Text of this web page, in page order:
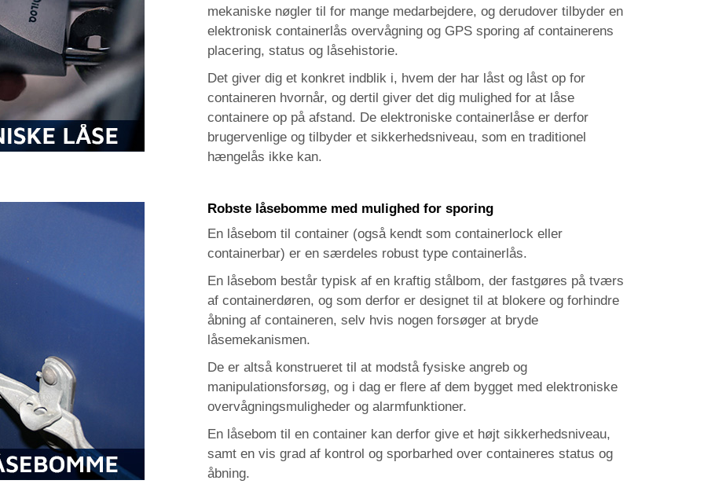
mekaniske nøgler til for mange medarbejdere, og derudover tilbyder en
elektronisk containerlås overvågning og GPS sporing af containerens
placering, status og låsehistorie.
Det giver dig et konkret indblik i, hvem der har låst og låst op for
containeren hvornår, og dertil giver det dig mulighed for at låse
containere op på afstand. De elektroniske containerlåse er derfor
brugervenlige og tilbyder et sikkerhedsniveau, som en traditionel
hængelås ikke kan.
Robste låsebomme med mulighed for sporing
En låsebom til container (også kendt som containerlock eller
containerbar) er en særdeles robust type containerlås.
En låsebom består typisk af en kraftig stålbom, der fastgøres på tværs
af containerdøren, og som derfor er designet til at blokere og forhindre
åbning af containeren, selv hvis nogen forsøger at bryde
låsemekanismen.
De er altså konstrueret til at modstå fysiske angreb og
manipulationsforsøg, og i dag er flere af dem bygget med elektroniske
overvågningsmuligheder og alarmfunktioner.
En låsebom til en container kan derfor give et højt sikkerhedsniveau,
samt en vis grad af kontrol og sporbarhed over containeres status og
åbning.